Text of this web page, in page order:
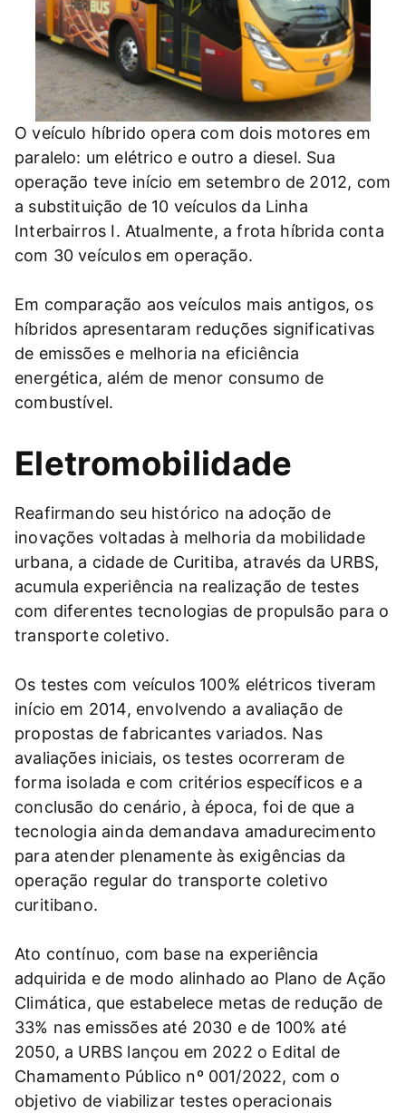
O veículo híbrido opera com dois motores em
paralelo: um elétrico e outro a diesel. Sua
operação teve início em setembro de 2012, com
a substituição de 10 veículos da Linha
Interbairros I. Atualmente, a frota híbrida conta
com 30 veículos em operação.
Em comparação aos veículos mais antigos, os
híbridos apresentaram reduções significativas
de emissões e melhoria na eficiência
energética, além de menor consumo de
combustível.
Eletromobilidade
Reafirmando seu histórico na adoção de
inovações voltadas à melhoria da mobilidade
urbana, a cidade de Curitiba, através da URBS,
acumula experiência na realização de testes
com diferentes tecnologias de propulsão para o
transporte coletivo.
Os testes com veículos 100% elétricos tiveram
início em 2014, envolvendo a avaliação de
propostas de fabricantes variados. Nas
avaliações iniciais, os testes ocorreram de
forma isolada e com critérios específicos e a
conclusão do cenário, à época, foi de que a
tecnologia ainda demandava amadurecimento
para atender plenamente às exigências da
operação regular do transporte coletivo
curitibano.
Ato contínuo, com base na experiência
adquirida e de modo alinhado ao Plano de Ação
Climática, que estabelece metas de redução de
33% nas emissões até 2030 e de 100% até
2050, a URBS lançou em 2022 o Edital de
Chamamento Público nº 001/2022, com o
objetivo de viabilizar testes operacionais